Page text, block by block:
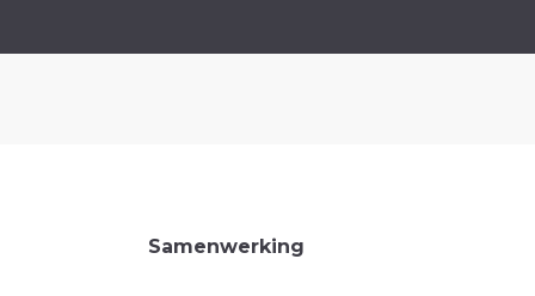
Samenwerking